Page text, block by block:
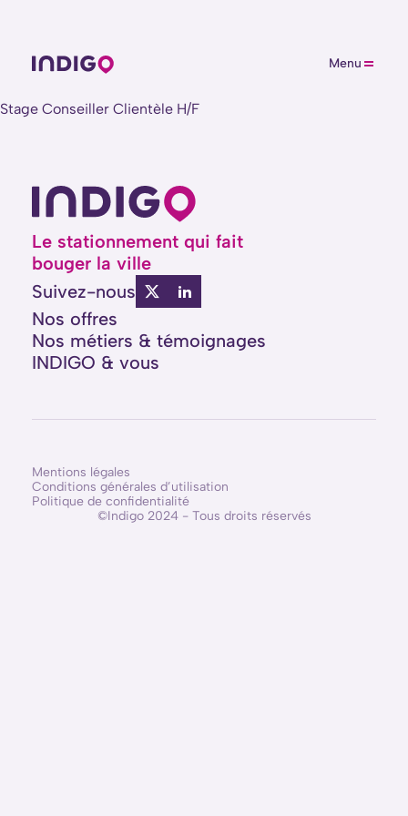
Menu
Stage Conseiller Clientèle H/F
Suivez-nous
Nos offres
Nos métiers & témoignages
INDIGO & vous
Le stationnement qui fait
bouger la ville
©Indigo 2024 - Tous droits réservés
Mentions légales
Conditions générales d’utilisation
Politique de confidentialité